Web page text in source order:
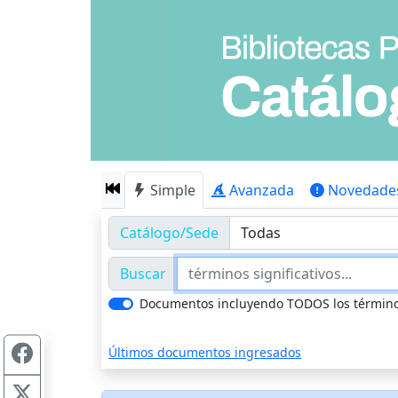
Simple Avanzada
Catálogo/Sede
Buscar
Documentos incluyendo TODOS los
Últimos documentos ingresados